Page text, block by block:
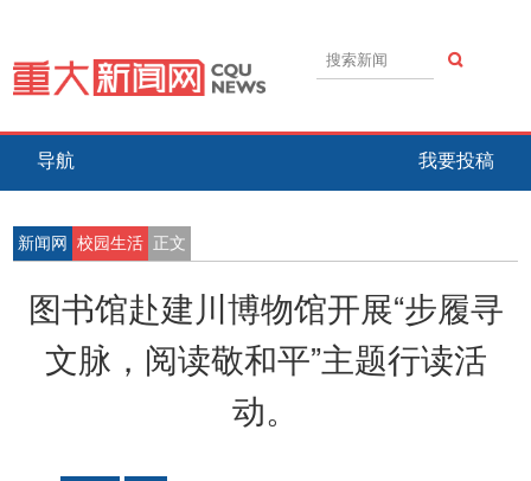
导航 我要投稿
新闻网 校园生活 正文
图书馆赴建川博物馆开展“步履寻
文脉，阅读敬和平”主题行读活
动。